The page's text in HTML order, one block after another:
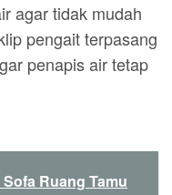
agar tidak mudah
pengait terpasang
penapis air tetap
Ruang Tamu